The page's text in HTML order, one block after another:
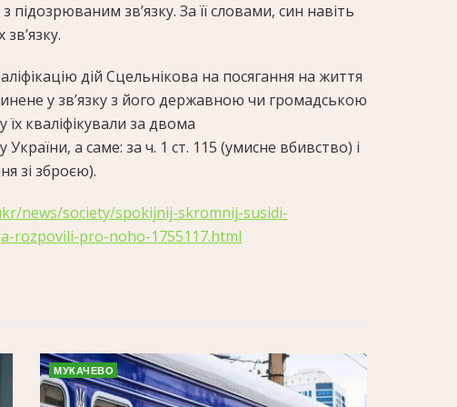
зв’язку. За її словами, син навіть
дій Сцельнікова на посягання на життя
у зв’язку з його державною чи громадською
їх кваліфікували за двома
а саме: за ч. 1 ст. 115 (умисне вбивство) і
зі зброєю).
news/society/spokijnij-skromnij-susidi-
rozpovili-pro-noho-1755117.html
МУКАЧЕВО